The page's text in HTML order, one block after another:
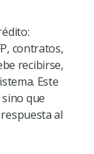
contratos,
recibirse,
Este
que
al